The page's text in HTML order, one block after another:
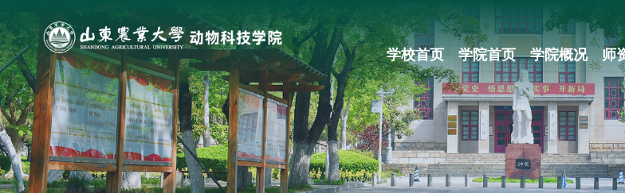
学校首页 学院首页 学院概况 师